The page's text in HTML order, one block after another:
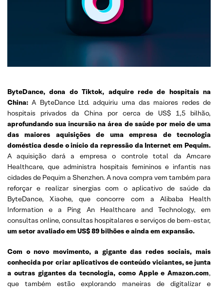
ByteDance, dona do Tiktok, adquire rede de hospitais na
China:A ByteDance Ltd. adquiriu uma das maiores redes de
hospitais privados da China por cerca de US$ 1,5 bilhão,
aprofundando sua incursão na área de saúde por meio de uma
das maiores aquisições de uma empresa de tecnologia
doméstica desde o início da repressão da Internet em Pequim.
A aquisição dará a empresa o controle total da Amcare
Healthcare, que administra hospitais femininos e infantis nas
cidades de Pequim a Shenzhen. A nova compra vem também para
reforçar e realizar sinergias com o aplicativo de saúde da
ByteDance, Xiaohe, que concorre com a Alibaba Health
Information e a Ping An Healthcare and Technology, em
consultas online, consultas hospitalares e serviços de bem-estar,
um setor avaliado em US$ 89 bilhões e ainda em expansão.
Com o novo movimento, a gigante das redes sociais, mais
conhecida por criar aplicativos de conteúdo viciantes, se junta
a outras gigantes da tecnologia, como Apple e Amazon.com,
que também estão explorando maneiras de digitalizar e